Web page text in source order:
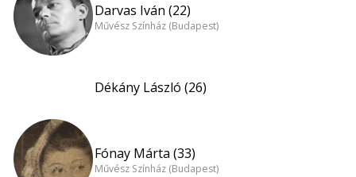
Darvas Iván (22)
Művész Színház (Budapest)
Dékány László (26)
Fónay Márta (33)
Művész Színház (Budapest)